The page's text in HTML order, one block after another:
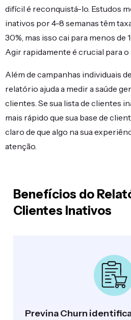
difícil é reconquistá-lo. Estudos
inativos por 4-8 semanas têm
30%, mas isso cai para menos de
Agir rapidamente é crucial para
Além de campanhas individuais
relatório ajuda a medir a saúde
clientes. Se sua lista de clientes
mais rápido que sua base de
claro de que algo na sua
atenção.
Benefícios do
Clientes Inativos
Previna Churn